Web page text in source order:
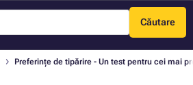
Căutare
Meniu
Preferințe de tipărire - Un test pentru cei mai